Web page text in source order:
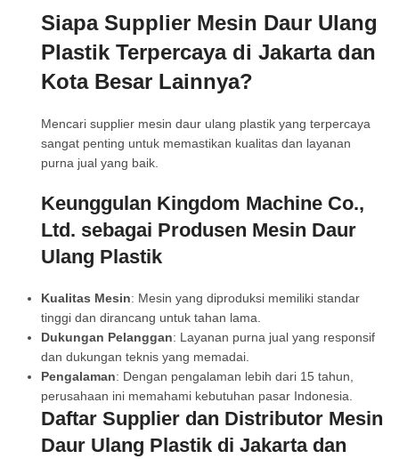
Siapa Supplier Mesin Daur Ulang
Plastik Terpercaya di Jakarta dan
Kota Besar Lainnya?
Mencari supplier mesin daur ulang plastik yang terpercaya
sangat penting untuk memastikan kualitas dan layanan
purna jual yang baik.
Keunggulan Kingdom Machine Co.,
Ltd. sebagai Produsen Mesin Daur
Ulang Plastik
Kualitas Mesin: Mesin yang diproduksi memiliki standar
tinggi dan dirancang untuk tahan lama.
Dukungan Pelanggan: Layanan purna jual yang responsif
dan dukungan teknis yang memadai.
Pengalaman: Dengan pengalaman lebih dari 15 tahun,
perusahaan ini memahami kebutuhan pasar Indonesia.
Daftar Supplier dan Distributor Mesin
Daur Ulang Plastik di Jakarta dan